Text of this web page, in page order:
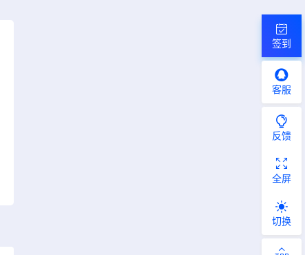
签到
客服
反馈
全屏
切换